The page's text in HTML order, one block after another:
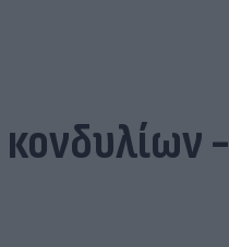
κονδυλίων -